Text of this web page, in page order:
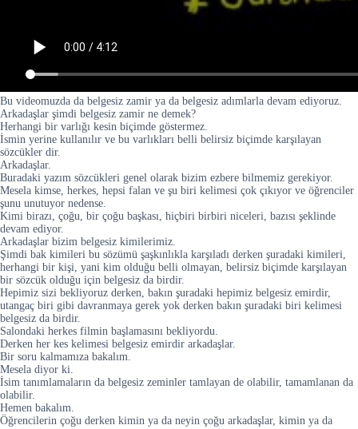
Bu videomuzda da belgesiz zamir ya da belgesiz adımlarla devam ediyoruz.
Arkadaşlar şimdi belgesiz zamir ne demek?
Herhangi bir varlığı kesin biçimde göstermez.
İsmin yerine kullanılır ve bu varlıkları belli belirsiz biçimde karşılayan
sözcükler dir.
Arkadaşlar.
Buradaki yazım sözcükleri genel olarak bizim ezbere bilmemiz gerekiyor.
Mesela kimse, herkes, hepsi falan ve şu biri kelimesi çok çıkıyor ve öğrenciler
şunu unutuyor nedense.
Kimi birazı, çoğu, bir çoğu başkası, hiçbiri birbiri niceleri, bazısı şeklinde
devam ediyor.
Arkadaşlar bizim belgesiz kimilerimiz.
Şimdi bak kimileri bu sözümü şaşkınlıkla karşıladı derken şuradaki kimileri,
herhangi bir kişi, yani kim olduğu belli olmayan, belirsiz biçimde karşılayan
bir sözcük olduğu için belgesiz da birdir.
Hepimiz sizi bekliyoruz derken, bakın şuradaki hepimiz belgesiz emirdir,
utangaç biri gibi davranmaya gerek yok derken bakın şuradaki biri kelimesi
belgesiz da birdir.
Salondaki herkes filmin başlamasını bekliyordu.
Derken her kes kelimesi belgesiz emirdir arkadaşlar.
Bir soru kalmamıza bakalım.
Mesela diyor ki.
İsim tanımlamaların da belgesiz zeminler tamlayan de olabilir, tamamlanan da
olabilir.
Hemen bakalım.
Öğrencilerin çoğu derken kimin ya da neyin çoğu arkadaşlar, kimin ya da